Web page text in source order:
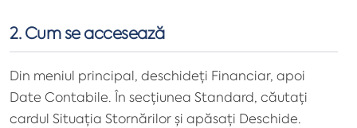
2. Cum se accesează
Din meniul principal, deschideți Financiar, apoi
Date Contabile. În secțiunea Standard, căutați
cardul Situația Stornărilor și apăsați Deschide.